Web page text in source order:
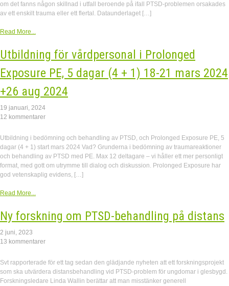
om det fanns någon skillnad i utfall beroende på ifall PTSD-problemen orsakades
av ett enskilt trauma eller ett flertal. Dataunderlaget […]
Read More...
Utbildning för vårdpersonal i Prolonged
Exposure PE, 5 dagar (4 + 1) 18-21 mars 2024
+26 aug 2024
19 januari, 2024
12 kommentarer
Utbildning i bedömning och behandling av PTSD, och Prolonged Exposure PE, 5
dagar (4 + 1) start mars 2024 Vad? Grunderna i bedömning av traumareaktioner
och behandling av PTSD med PE. Max 12 deltagare – vi håller ett mer personligt
format, med gott om utrymme till dialog och diskussion. Prolonged Exposure har
god vetenskaplig evidens, […]
Read More...
Ny forskning om PTSD-behandling på distans
2 juni, 2023
13 kommentarer
Svt rapporterade för ett tag sedan den glädjande nyheten att ett forskningsprojekt
som ska utvärdera distansbehandling vid PTSD-problem för ungdomar i glesbygd.
Forskningsledare Linda Wallin berättar att man misstänker generell